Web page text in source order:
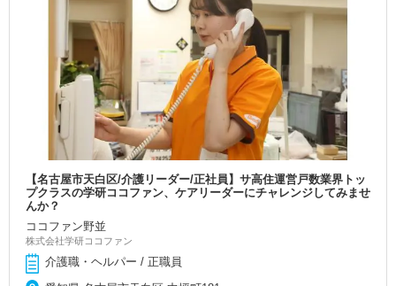
【名古屋市天白区/介護リーダー/正社員】サ高住運営戸数業界トッ
プクラスの学研ココファン、ケアリーダーにチャレンジしてみませ
んか？
ココファン野並
株式会社学研ココファン
介護職・ヘルパー / 正職員